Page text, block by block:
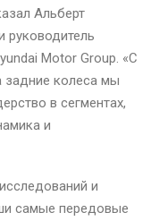
Альберт
руководитель
Motor Group. «С
задние колеса мы
в сегментах,
и
и
самые передовые